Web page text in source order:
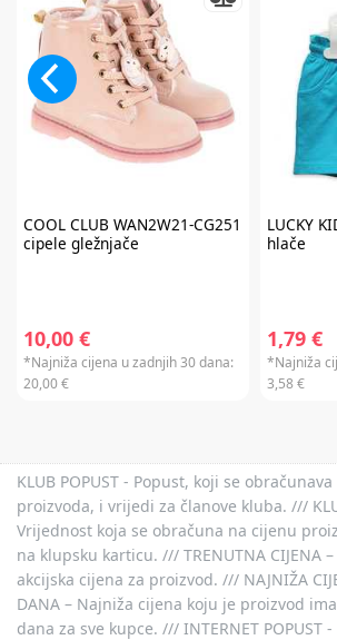
COOL CLUB WAN2W21-CG251
cipele gležnjače
10,00 €
*Najniža cijena u zadnjih 30 dana:
20,00 €
LUCKY
hlače
1,79 €
*Najniža
3,58 €
KLUB POPUST - Popust, koji se
proizvoda, i vrijedi za članove kluba. ///
Vrijednost koja se obračuna na cijenu
na klupsku karticu. /// TRENUTNA CIJENA
akcijska cijena za proizvod. /// NAJNIŽA
DANA – Najniža cijena koju je proizvod
dana za sve kupce. /// INTERNET POPUST
Promo kod za popust vrijedi samo za prvu narudžbu
redovnim cijenama u internet trgovini. Promo kod za
proizvode Cybex Platinum, Britax Römer Lux, Frida,
Baby Brezza i Scoot & Ride te kod kupnje darovnih
usluga. Promo kod za popust nije moguće
akcijama i klupskim pogodnostima. Popusti se ne
popust vrijedi 30 dana.